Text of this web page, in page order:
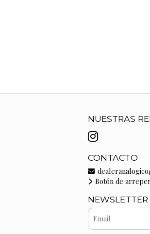
NUESTRAS
CONTACTO
Botón de
NEWSLETTER